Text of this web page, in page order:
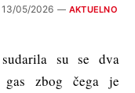
13/05/2026 AKTUELNO
su se dva
zbog čega je